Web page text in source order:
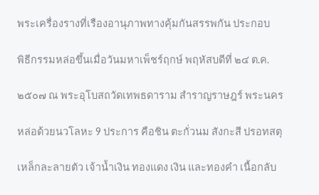
พระเครื่องรางที่เรืองอานุภาพทางคุ้มกันสรรพกัน ประกอบ
พิธีกรรมหล่อขึ้นเมื่อวันมหาเพ็ชร์ฤกษ์ พฤหัสบดีที่ ๒๔ ต.ค.
๒๕๐๗ ณ พระอุโบสถวัดเทพธดาราม สำราญราษฎร์ พระนคร
หล่อด้วยนวโลหะ 9 ประการ คือชิน ตะกั่วนม สังกะสี ปรอทสตุ
เหล็กละลายตัว เจ้าน้ำเงิน ทองแดง เงิน และทองคำ เนื้อกลับ